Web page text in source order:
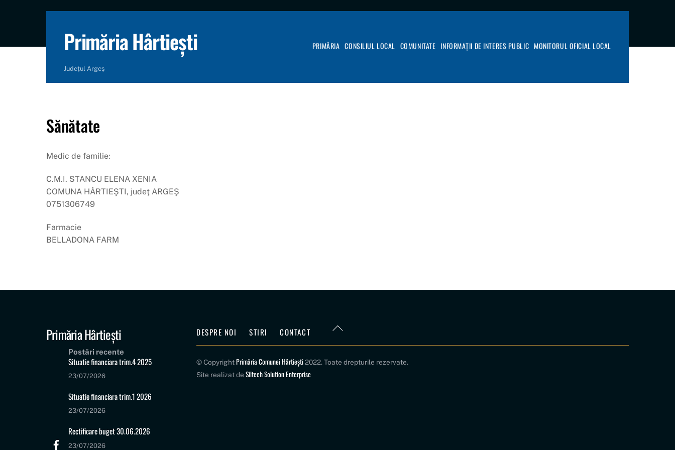
Primăria Hârtiești
Județul Argeș
PRIMĂRIA CONSILIUL LOCAL COMUNITATE INFORMAȚII DE INTERES PUBLIC MONITORUL OFICIAL LOCAL
Sănătate
Medic de familie:
C.M.I. STANCU ELENA XENIA
COMUNA HÂRTIEŞTI, judeţ ARGEŞ
0751306749
Farmacie
BELLADONA FARM
Back
Primăria Hârtiești
Postări recente
Situatie financiara trim.4 2025
23/07/2026
Situatie financiara trim.1 2026
23/07/2026
Rectificare buget 30.06.2026
23/07/2026
DESPRE NOI STIRI CONTACT
© Copyright Primăria Comunei Hârtiești2022. Toate drepturile rezervate.
Site realizat deSiltech Solution Enterprise